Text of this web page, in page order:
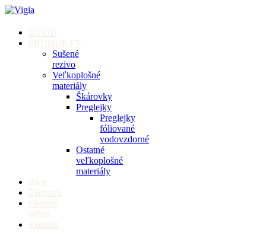
Sušené
rezivo
Veľkoplošné
materiály
Škárovky
Preglejky
Preglejky
fóliované
vodovzdorné
Ostatné
veľkoplošné
materiály